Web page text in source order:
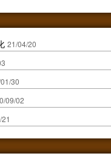
21/04/20
30
09/02